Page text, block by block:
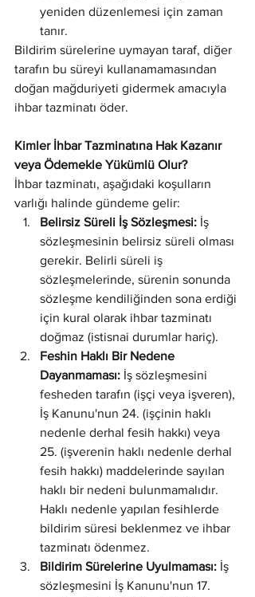
yeniden düzenlemesi için zaman
tanır.
Bildirim sürelerine uymayan taraf, diğer
tarafın bu süreyi kullanamamasından
doğan mağduriyeti gidermek amacıyla
ihbar tazminatı öder.
Kimler İhbar Tazminatına Hak Kazanır
veya Ödemekle Yükümlü Olur?
İhbar tazminatı, aşağıdaki koşulların
varlığı halinde gündeme gelir:
Belirsiz Süreli İş Sözleşmesi: İş
sözleşmesinin belirsiz süreli olması
gerekir. Belirli süreli iş
sözleşmelerinde, sürenin sonunda
sözleşme kendiliğinden sona erdiği
için kural olarak ihbar tazminatı
doğmaz (istisnai durumlar hariç).
Feshin Haklı Bir Nedene
Dayanmaması: İş sözleşmesini
fesheden tarafın (işçi veya işveren),
İş Kanunu'nun 24. (işçinin haklı
nedenle derhal fesih hakkı) veya
25. (işverenin haklı nedenle derhal
fesih hakkı) maddelerinde sayılan
haklı bir nedeni bulunmamalıdır.
Haklı nedenle yapılan fesihlerde
bildirim süresi beklenmez ve ihbar
tazminatı ödenmez.
Bildirim Sürelerine Uyulmaması: İş
sözleşmesini İş Kanunu'nun 17.